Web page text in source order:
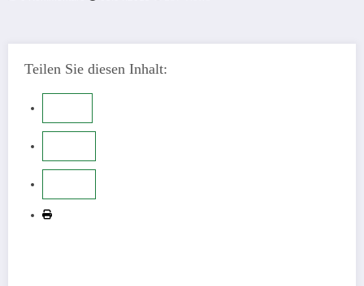
Teilen Sie diesen Inhalt: